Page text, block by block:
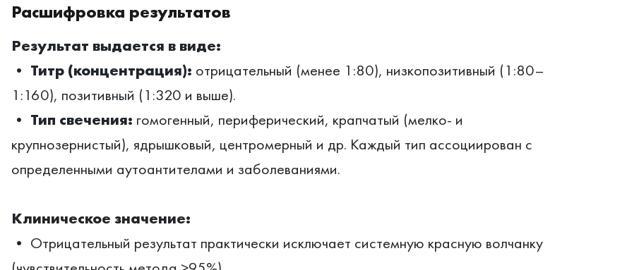
Расшифровка результатов
Результат выдается в виде:
• Титр (концентрация): отрицательный (менее 1:80), низкопозитивный (1:80–
1:160), позитивный (1:320 и выше).
• Тип свечения: гомогенный, периферический, крапчатый (мелко- и
крупнозернистый), ядрышковый, центромерный и др. Каждый тип ассоциирован с
определенными аутоантителами и заболеваниями.
Клиническое значение:
• Отрицательный результат практически исключает системную красную волчанку